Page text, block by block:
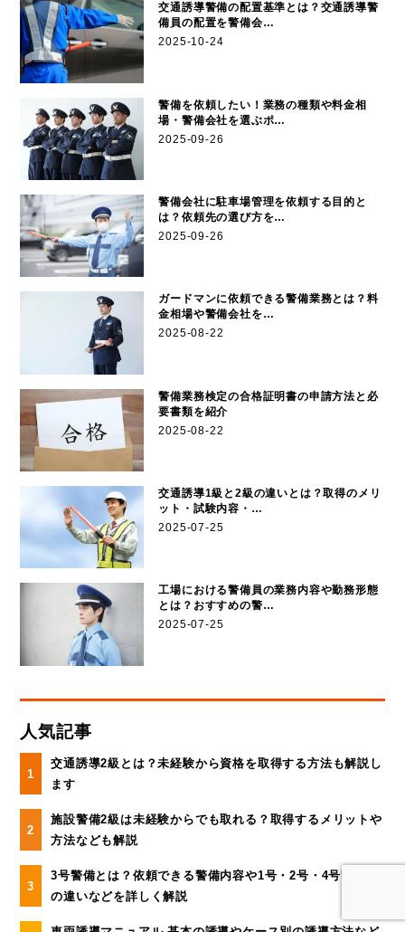
交通誘導警備の配置基準とは？交通誘導警
備員の配置を警備会…
2025-10-24
警備を依頼したい！業務の種類や料金相
場・警備会社を選ぶポ…
2025-09-26
警備会社に駐車場管理を依頼する目的と
は？依頼先の選び方を…
2025-09-26
ガードマンに依頼できる警備業務とは？料
金相場や警備会社を…
2025-08-22
警備業務検定の合格証明書の申請方法と必
要書類を紹介
2025-08-22
交通誘導1級と2級の違いとは？取得のメリ
ット・試験内容・…
2025-07-25
工場における警備員の業務内容や勤務形態
とは？おすすめの警…
2025-07-25
人気記事
交通誘導2級とは？未経験から資格を取得する方法も解説し
ます
施設警備2級は未経験からでも取れる？取得するメリットや
方法なども解説
3号警備とは？依頼できる警備内容や1号・2号・4号警備と
の違いなどを詳しく解説